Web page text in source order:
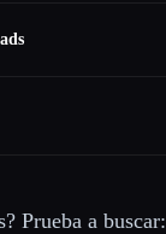
Prueba a buscar: